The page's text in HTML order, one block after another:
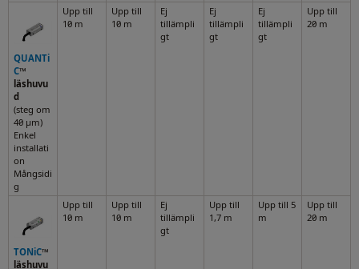
QUANTi
C™
läshuvu
d
(steg om
40 µm)
Enkel
installati
on
Mångsidi
g
Upp till
10 m
Upp till
10 m
Ej
tillämpli
gt
Ej
tillämpli
gt
Ej
tillämpli
gt
Upp till
20 m
TONiC™
läshuvu
Upp till
10 m
Upp till
10 m
Ej
tillämpli
gt
Upp till
1,7 m
Upp till 5
m
Upp till
20 m